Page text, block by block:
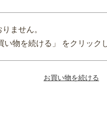
ません。
物を続ける」 をクリック